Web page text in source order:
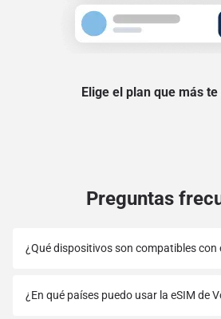
Elige el plan que más
Preguntas
¿Qué dispositivos son compatibles con
¿En qué países puedo usar la eSIM de